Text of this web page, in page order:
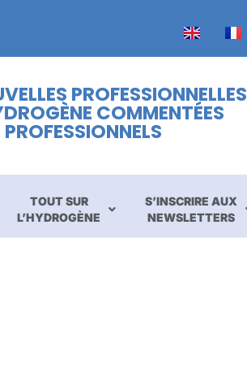
PROFESSIONNELLES
COMMENTÉES
TOUT SUR
L’HYDROGÈNE
S’INSCRIRE AUX
NEWSLETTERS